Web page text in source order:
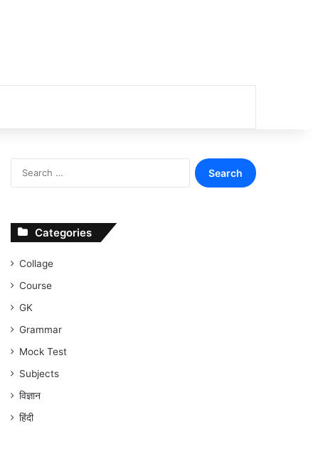
Search
for:
Categories
Collage
Course
GK
Grammar
Mock Test
Subjects
विज्ञान
हिंदी